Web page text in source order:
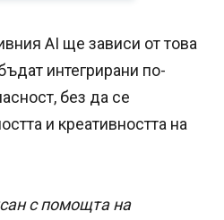
AI ще зависи от това
интегрирани по-
без да се
и креативността на
с помощта на